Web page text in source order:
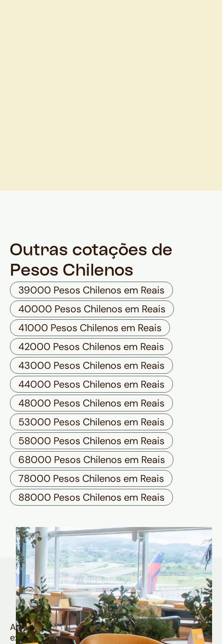
Outras cotações de
Pesos Chilenos
39000 Pesos Chilenos em Reais
40000 Pesos Chilenos em Reais
41000 Pesos Chilenos em Reais
42000 Pesos Chilenos em Reais
43000 Pesos Chilenos em Reais
44000 Pesos Chilenos em Reais
48000 Pesos Chilenos em Reais
53000 Pesos Chilenos em Reais
58000 Pesos Chilenos em Reais
68000 Pesos Chilenos em Reais
78000 Pesos Chilenos em Reais
88000 Pesos Chilenos em Reais
Quem é Nomad tem
muito mais
Aproveite todos os benefícios e vantagens
exclusivas da sua Conta Internacional